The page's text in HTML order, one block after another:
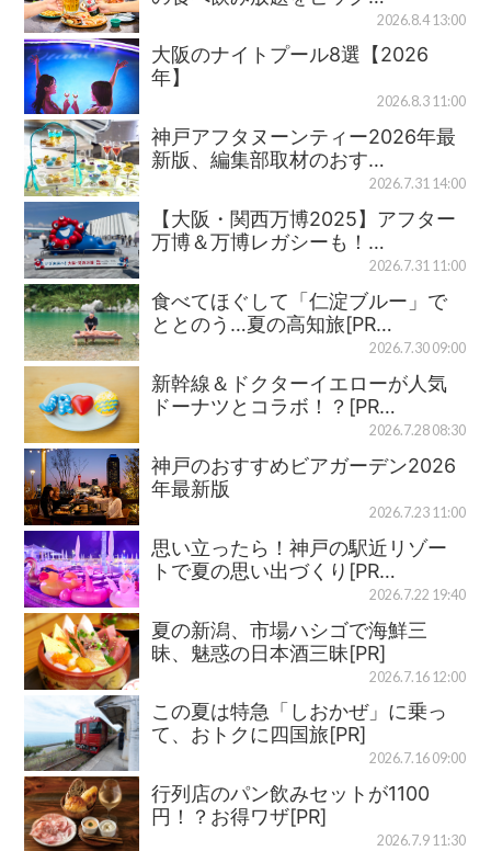
2026.8.4 13:00
大阪のナイトプール8選【2026
年】
2026.8.3 11:00
神戸アフタヌーンティー2026年最
新版、編集部取材のおす…
2026.7.31 14:00
【大阪・関西万博2025】アフター
万博＆万博レガシーも！…
2026.7.31 11:00
食べてほぐして「仁淀ブルー」で
ととのう…夏の高知旅[PR…
2026.7.30 09:00
新幹線＆ドクターイエローが人気
ドーナツとコラボ！？[PR…
2026.7.28 08:30
神戸のおすすめビアガーデン2026
年最新版
2026.7.23 11:00
思い立ったら！神戸の駅近リゾー
トで夏の思い出づくり[PR…
2026.7.22 19:40
夏の新潟、市場ハシゴで海鮮三
昧、魅惑の日本酒三昧[PR]
2026.7.16 12:00
この夏は特急「しおかぜ」に乗っ
て、おトクに四国旅[PR]
2026.7.16 09:00
行列店のパン飲みセットが1100
円！？お得ワザ[PR]
2026.7.9 11:30